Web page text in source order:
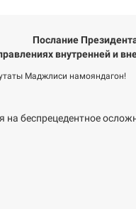
Послание
внутренней и
Маджлиси намояндагон!
на беспрецедентное